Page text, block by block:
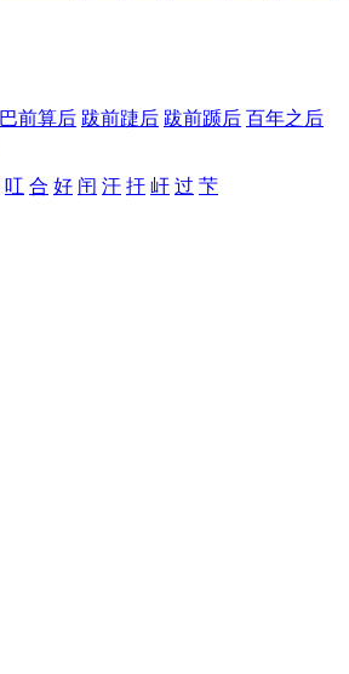
巴前算后 跋前踕后 跋前踬后 百年之后
叿 合 好 闬 汗 扞 屽 过 芐